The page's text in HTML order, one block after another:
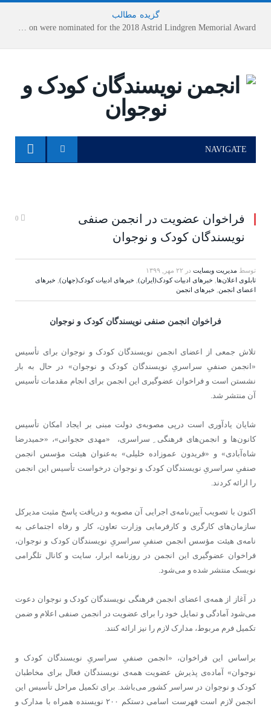
گزیده مطالب
NAVIGATE
فراخوان عضویت در انجمن صنفی
نویسندگان کودک و نوجوان
توسط مدیریت وبسایت در ۲۲ مهر, ۱۳۹۹
تابلوی اعلان‌ها
خبرهای ادبیات کودک(ایران) خبرهای ادبیات کودک(جهان) خبرهای
اعضای انجمن
خبرهای انجمن
فراخوان انجمن صنفی نویسندگان کودک و نوجوان
تلاش جمعی از اعضای انجمن نویسندگان کودک و نوجوان برای تأسیس
«انجمن صنفیِ سراسریِ نویسندگان کودک و نوجوان» در حال به بار
نشستن است و فراخوان عضوگیری این انجمن برای انجام مقدمات تأسیس
آن منتشر شد.
شایان یادآوری است درپی مصوبه‏‌ی دولت مبنی بر ایجاد امکان تأسیس
کانون‏‌ها و انجمن‌‏های فرهنگی ِ سراسری، «مهدی حجوانی»،‌ «حمیدرضا
شاه‏‌آبادی»‌ و «فریدون عموزاده خلیلی» به‌‏عنوان هیئت مؤسس انجمن
صنفیِ سراسریِ نویسندگان کودک و نوجوان درخواست تأسیس این انجمن
را ارائه کردند.
اکنون با تصویب آیین‏‌نامه‌‏ی اجرایی آن مصوبه و دریافت پاسخ مثبت مدیرکل
سازمان‏‌های کارگری و کارفرمایی وزارت تعاون، کار و رفاه اجتماعی به
نامه‌‏ی هیئت مؤسس انجمن صنفیِ سراسریِ نویسندگان کودک و نوجوان،
فراخوان عضوگیری این انجمن در روزنامه ابرار، سایت و کانال تلگرامی
نویسک منتشر شده و می‏‌‏شود.
در آغاز از همه‌‏ی اعضای انجمن فرهنگی نویسندگان کودک و نوجوان دعوت
می‌‏شود آمادگی و تمایل خود را برای عضویت در انجمن صنفی اعلام و ضمن
تکمیل فرم مربوط، مدارک لازم را نیز ارائه کنند.
براساس این فراخوان، «انجمن صنفیِ سراسریِ نویسندگان کودک و
نوجوان» آماده‏‌ی پذیرش عضویت همه‌‏ی نویسندگان فعال برای مخاطبان
کودک و نوجوان در سراسر کشور می‌‏باشد. برای تکمیل مراحل تأسیس این
انجمن لازم است فهرست اسامی دست‏کم ۲۰۰ نویسنده همراه با مدارک و